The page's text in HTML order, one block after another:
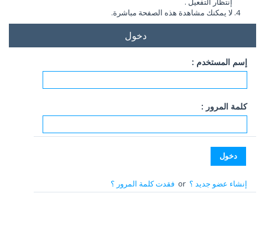
لا يمكنك مشاهدة هذه الصفحة مباشرة.
دخول
إسم المستخدم :
كلمة المرور :
إنشاء عضو جديد ؟or فقدت كلمة المرور ؟